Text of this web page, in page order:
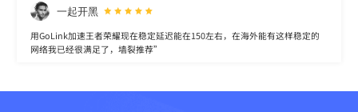
一起开黑
用GoLink加速王者荣耀现在稳定延迟能在150左右，在海外能有这样稳定的
网络我已经很满足了，墙裂推荐”